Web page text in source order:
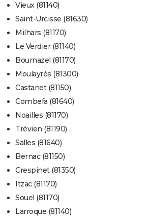
Vieux (81140)
Saint-Urcisse (81630)
Milhars (81170)
Le Verdier (81140)
Bournazel (81170)
Moulayrès (81300)
Castanet (81150)
Combefa (81640)
Noailles (81170)
Trévien (81190)
Salles (81640)
Bernac (81150)
Crespinet (81350)
Itzac (81170)
Souel (81170)
Larroque (81140)